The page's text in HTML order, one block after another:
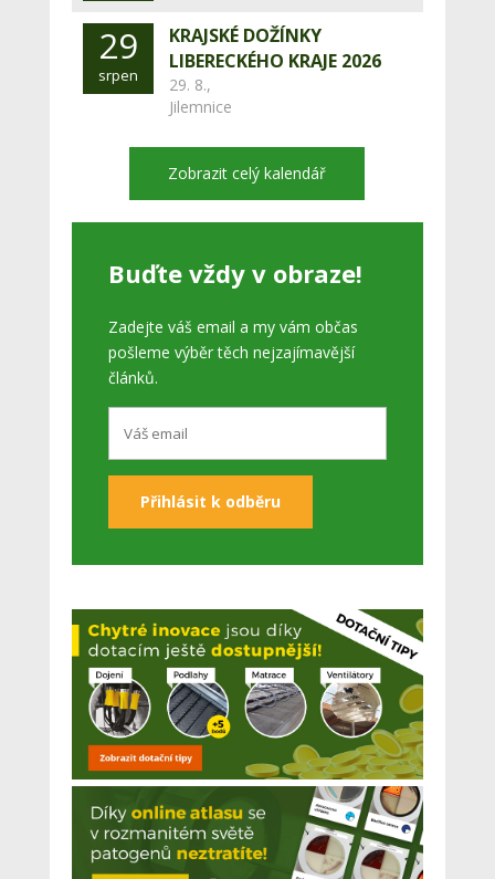
29
srpen
KRAJSKÉ DOŽÍNKY
LIBERECKÉHO KRAJE 2026
29. 8.,
Jilemnice
Zobrazit celý kalendář
Buďte vždy v obraze!
Zadejte váš email a my vám občas
pošleme výběr těch nejzajímavější
článků.